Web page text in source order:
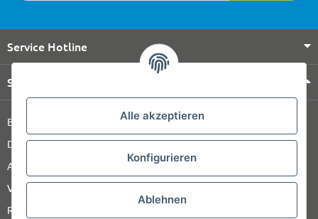
Alle akzeptieren
Konfigurieren
Ablehnen
Service Hotline
Shop Service
Barrierefreiheitserklärung
Datenschutz
AGB
Versandinformationen
Retour